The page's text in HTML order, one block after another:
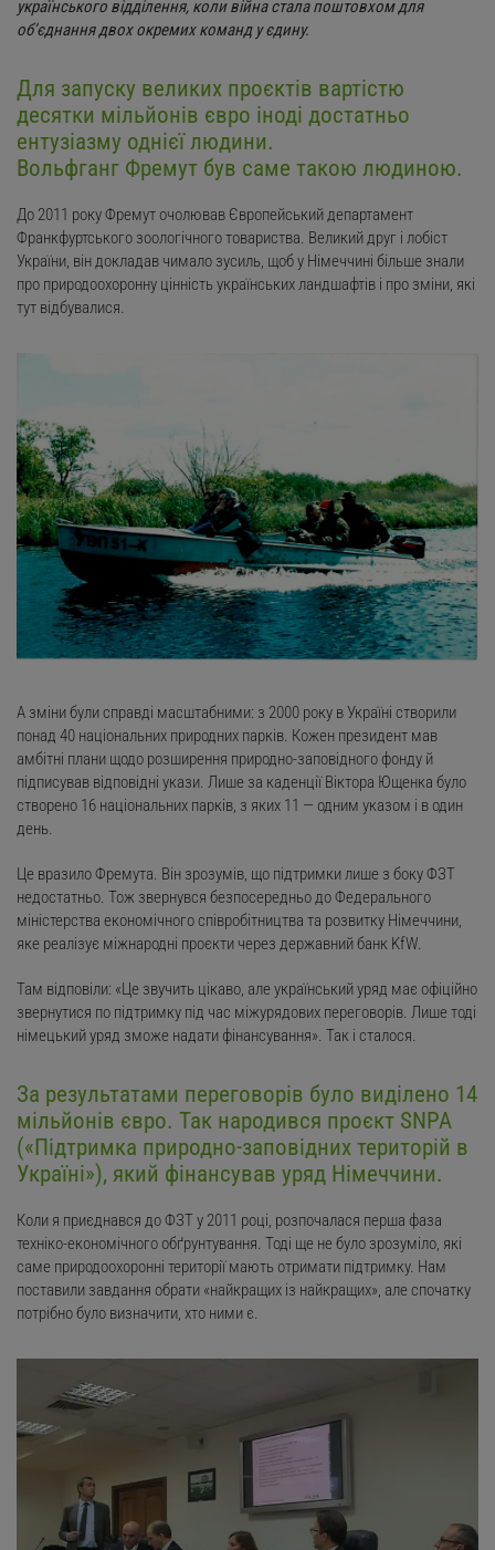
українського відділення, коли війна стала поштовхом для
об’єднання двох окремих команд у єдину.
Для запуску великих проєктів вартістю
десятки мільйонів євро іноді достатньо
ентузіазму однієї людини.
Вольфганг Фремут був саме такою людиною.
До 2011 року Фремут очолював Європейський департамент
Франкфуртського зоологічного товариства. Великий друг і лобіст
України, він докладав чимало зусиль, щоб у Німеччині більше знали
про природоохоронну цінність українських ландшафтів і про зміни, які
тут відбувалися.
А зміни були справді масштабними: з 2000 року в Україні створили
понад 40 національних природних парків. Кожен президент мав
амбітні плани щодо розширення природно-заповідного фонду й
підписував відповідні укази. Лише за каденції Віктора Ющенка було
створено 16 національних парків, з яких 11 — одним указом і в один
день.
Це вразило Фремута. Він зрозумів, що підтримки лише з боку ФЗТ
недостатньо. Тож звернувся безпосередньо до Федерального
міністерства економічного співробітництва та розвитку Німеччини,
яке реалізує міжнародні проєкти через державний банк KfW.
Там відповіли: «Це звучить цікаво, але український уряд має офіційно
звернутися по підтримку під час міжурядових переговорів. Лише тоді
німецький уряд зможе надати фінансування». Так і сталося.
За результатами переговорів було виділено 14
мільйонів євро. Так народився проєкт SNPA
(«Підтримка природно-заповідних територій в
Україні»), який фінансував уряд Німеччини.
Коли я приєднався до ФЗТ у 2011 році, розпочалася перша фаза
техніко-економічного обґрунтування. Тоді ще не було зрозуміло, які
саме природоохоронні території мають отримати підтримку. Нам
поставили завдання обрати «найкращих із найкращих», але спочатку
потрібно було визначити, хто ними є.